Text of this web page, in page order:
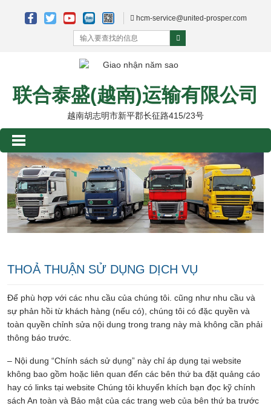
hcm-service@united-prosper.com
联合泰盛(越南)运输有限公司
越南胡志明市新平郡长征路415/23号
THOẢ THUẬN SỬ DỤNG DỊCH VỤ
Để phù hợp với các nhu cầu của chúng tôi. cũng như nhu cầu và
sự phản hồi từ khách hàng (nếu có), chúng tôi có đặc quyền và
toàn quyền chỉnh sửa nội dung trong trang này mà không cần phải
thông báo trước.
– Nội dung “Chính sách sử dụng” này chỉ áp dụng tại website
không bao gồm hoặc liên quan đến các bên thứ ba đặt quảng cáo
hay có links tại website Chúng tôi khuyến khích bạn đọc kỹ chính
sách An toàn và Bảo mật của các trang web của bên thứ ba trước